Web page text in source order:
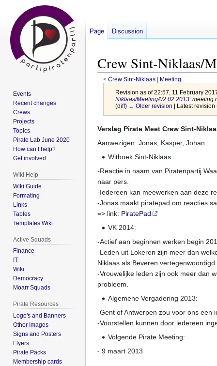
Crew Sint-Niklaas/
< Crew Sint-Niklaas‎ | Meeting
Revision as of 22:57, 11 February
Niklaas/Meeting/02 02 2013: meeting
(diff) ← Older revision | Latest
Jump
to
Jump
to
Verslag Pirate Meet Crew Sint-
Aanwezigen: Jonas, Kasper, Johan
Witboek Sint-Niklaas:
-Reactie in naam van Piratenpartij
naar pers.
-Iedereen kan meewerken aan deze
-Jonas maakt piratepad om reacties
=> link: PiratePad
VK 2014:
-Actief aan beginnen werken begin
-Leden uit Lokeren zijn meer dan
Niklaas als Beveren
-Vrouwelijke leden zijn ook meer dan
probleem.
Algemene Vergadering 2013:
-Gent of Antwerpen zou voor ons een
-Voorstellen kunnen door iedereen
Volgende Pirate Meeting:
- 9 maart 2013
Page Discussion
Events
Recent changes
Crews
Projects
Topics
Pirate Lab June 2020
How can I help?
Get involved
Wiki Help
Wiki Guide
Formating
Links
Tables
Templates Wiki
Active Squads
Finance
IT
Wiki
Democracy
Moarr Squads
Pirate Resources
Logo's and Banners
Other Images
Signs and Posters
Flyers
Pirate Packs
Membership cards